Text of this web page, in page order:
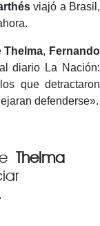
viajó a Brasil,
Thelma, Fernando
diario La Nación:
que detractaron
defenderse».
Thelma
.